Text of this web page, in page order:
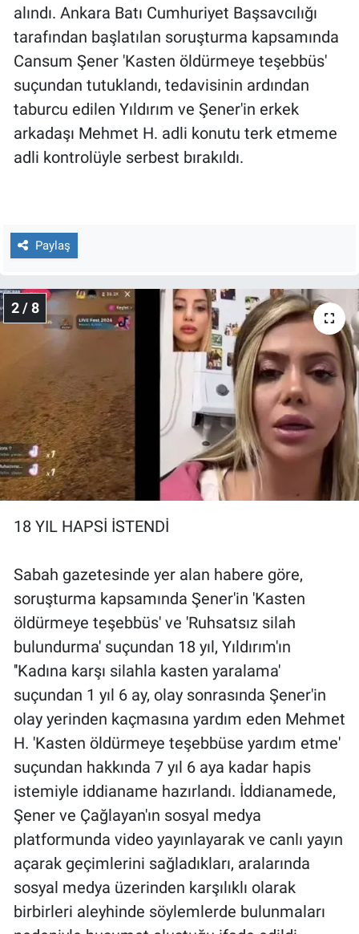
alındı. Ankara Batı Cumhuriyet Başsavcılığı
tarafından başlatılan soruşturma kapsamında
Cansum Şener 'Kasten öldürmeye teşebbüs'
suçundan tutuklandı, tedavisinin ardından
taburcu edilen Yıldırım ve Şener'in erkek
arkadaşı Mehmet H. adli konutu terk etmeme
adli kontrolüyle serbest bırakıldı.
Paylaş
2 / 8
18 YIL HAPSİ İSTENDİ
Sabah gazetesinde yer alan habere göre,
soruşturma kapsamında Şener'in 'Kasten
öldürmeye teşebbüs' ve 'Ruhsatsız silah
bulundurma' suçundan 18 yıl, Yıldırım'ın
''Kadına karşı silahla kasten yaralama'
suçundan 1 yıl 6 ay, olay sonrasında Şener'in
olay yerinden kaçmasına yardım eden Mehmet
H. 'Kasten öldürmeye teşebbüse yardım etme'
suçundan hakkında 7 yıl 6 aya kadar hapis
istemiyle iddianame hazırlandı. İddianamede,
Şener ve Çağlayan'ın sosyal medya
platformunda video yayınlayarak ve canlı yayın
açarak geçimlerini sağladıkları, aralarında
sosyal medya üzerinden karşılıklı olarak
birbirleri aleyhinde söylemlerde bulunmaları
Teknoloji
Türkiye'nin Geleceği
Türkiye'nin Gündemi
Yerel Yaşam